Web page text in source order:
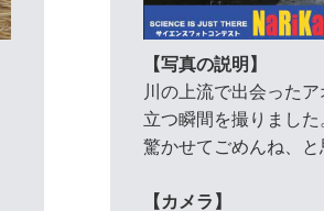
【写真の説明】
川の上流で出会った
立つ瞬間を撮りまし
驚かせてごめんね、
【カメラ】